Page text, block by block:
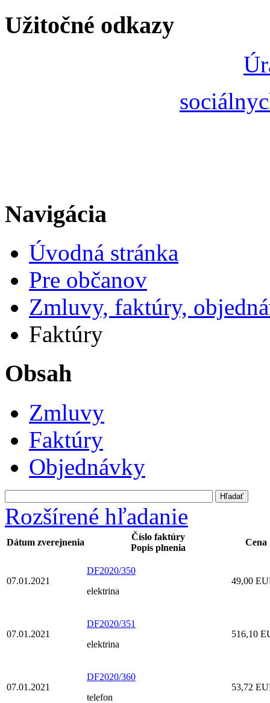
Užitočné odkazy
Navigácia
Úvodná stránka
Pre občanov
Zmluvy, faktúry,
Faktúry
Obsah
Zmluvy
Faktúry
Objednávky
Rozšírené hľadanie
Dátum zverejnenia
Číslo faktúry
Popis plnenia
Cena
07.01.2021
DF2020/350
elektrina
49,00
07.01.2021
DF2020/351
elektrina
516,10
07.01.2021
DF2020/360
telefon
53,72